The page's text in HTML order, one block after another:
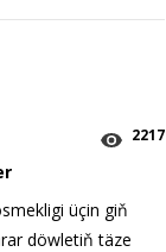
2217
üçin giň
döwletiň täze